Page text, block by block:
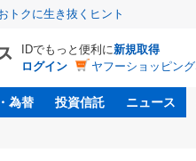
クに生き抜くヒント
IDでもっと便利に新規取得
ログイン
ヤフーショッピン
為替 投資信託 ニュース